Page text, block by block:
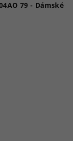
Roberto Cavalli sluneční brýle SRC042 04AO 79 - Dámské